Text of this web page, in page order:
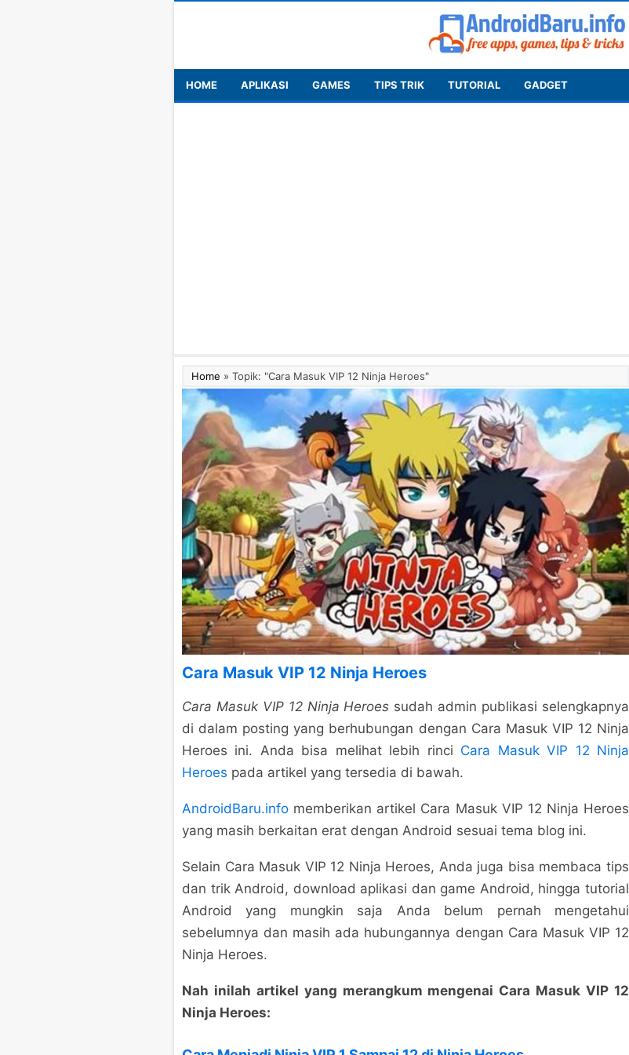
HOME APLIKASI GAMES TIPS TRIK TUTORIAL GADGET
Home » Topik: "Cara Masuk VIP 12 Ninja Heroes"
Cara Masuk VIP 12 Ninja Heroes
Cara Masuk VIP 12 Ninja Heroes sudah admin publikasi selengkapnya
di dalam posting yang berhubungan dengan Cara Masuk VIP 12 Ninja
Heroes ini. Anda bisa melihat lebih rinci Cara Masuk VIP 12 Ninja
Heroes pada artikel yang tersedia di bawah.
AndroidBaru.info memberikan artikel Cara Masuk VIP 12 Ninja Heroes
yang masih berkaitan erat dengan Android sesuai tema blog ini.
Selain Cara Masuk VIP 12 Ninja Heroes, Anda juga bisa membaca tips
dan trik Android, download aplikasi dan game Android, hingga tutorial
Android yang mungkin saja Anda belum pernah mengetahui
sebelumnya dan masih ada hubungannya dengan Cara Masuk VIP 12
Ninja Heroes.
Nah inilah artikel yang merangkum mengenai Cara Masuk VIP 12
Ninja Heroes: